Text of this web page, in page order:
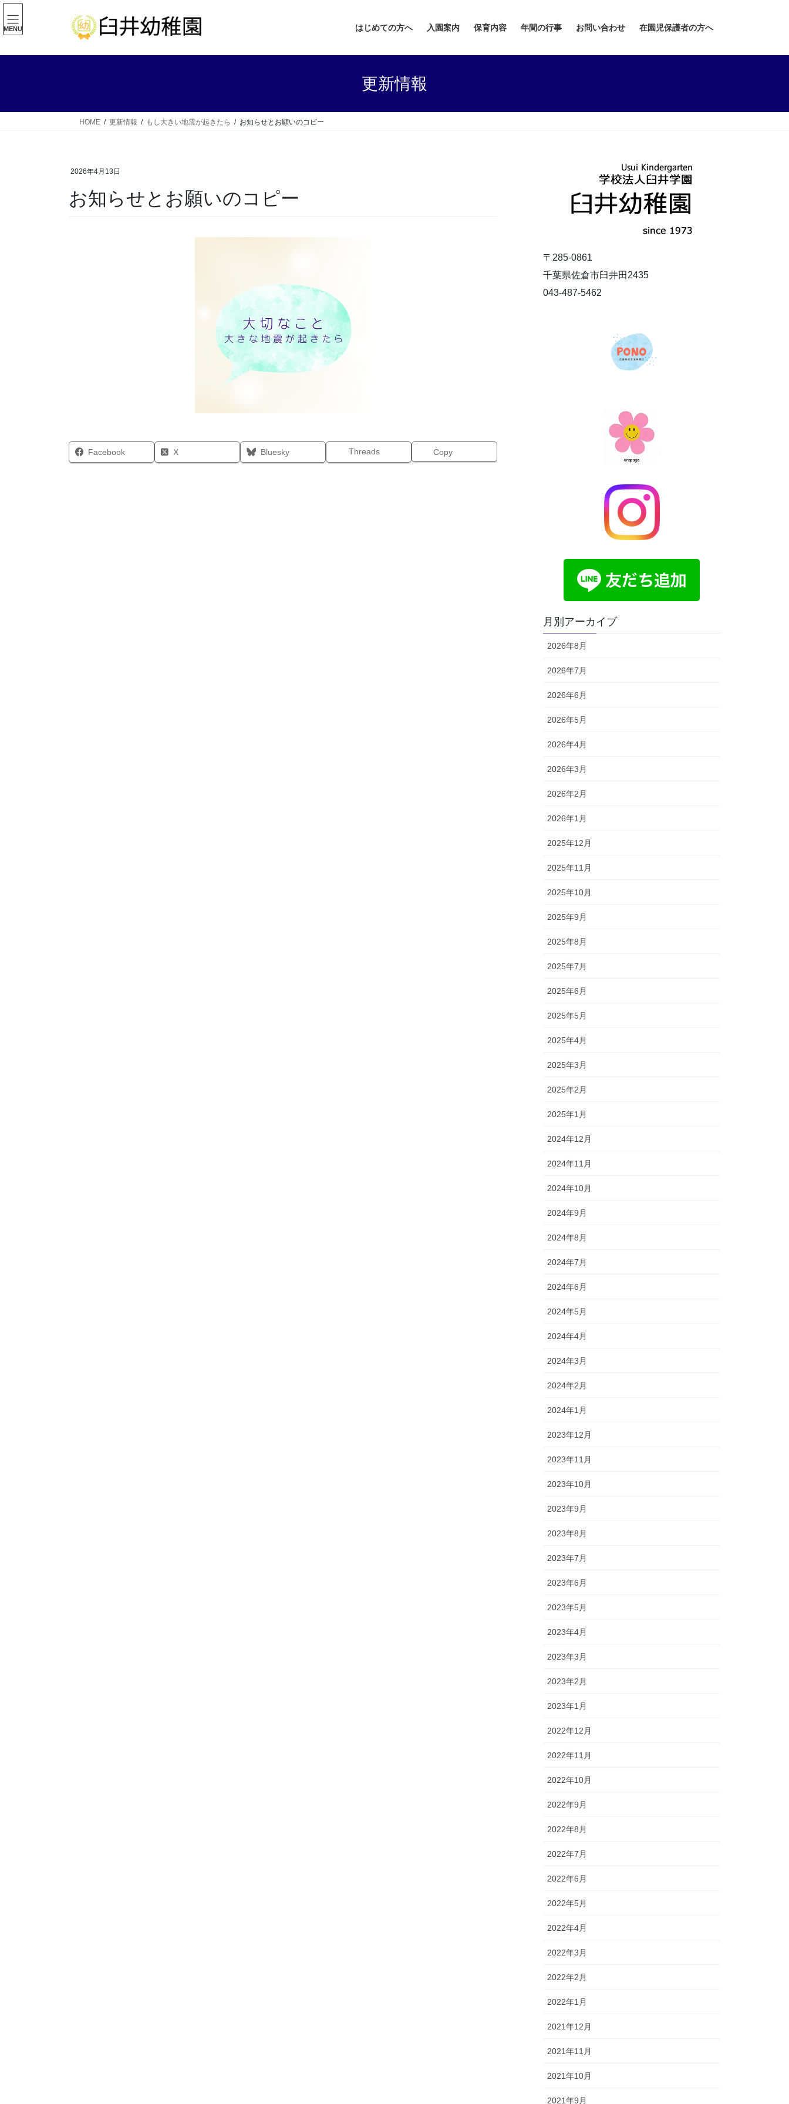
コ
ン
テ
ナ
ビ
ゲ
はじめての方へ 入園案内 保育内容 年間の行事 お問い合わせ 在園児保護者の方へ
更新情報
HOME 更新情報 もし大きい地震が起きたら お知らせとお願いのコピー
2026年4月13日
お知らせとお願いのコピー
Facebook X Bluesky Threads Copy
〒285-0861
千葉県佐倉市臼井田2435
043-487-5462
月別アーカイブ
2026年8月
2026年7月
2026年6月
2026年5月
2026年4月
2026年3月
2026年2月
2026年1月
2025年12月
2025年11月
2025年10月
2025年9月
2025年8月
2025年7月
2025年6月
2025年5月
2025年4月
2025年3月
2025年2月
2025年1月
2024年12月
2024年11月
2024年10月
2024年9月
2024年8月
2024年7月
2024年6月
2024年5月
2024年4月
2024年3月
2024年2月
2024年1月
2023年12月
2023年11月
2023年10月
2023年9月
2023年8月
2023年7月
2023年6月
2023年5月
2023年4月
2023年3月
2023年2月
2023年1月
2022年12月
2022年11月
2022年10月
2022年9月
2022年8月
2022年7月
2022年6月
2022年5月
2022年4月
2022年3月
2022年2月
2022年1月
2021年12月
2021年11月
2021年10月
2021年9月
MENU